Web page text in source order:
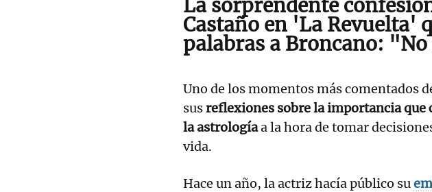
La sorprendente
Castaño en 'La Revuelta'
palabras a Broncano: "No
Uno de los momentos más comentados
susreflexiones sobre la importancia que
la astrologíaa la hora de tomar
vida.
Hace un año, la actriz hacía público su